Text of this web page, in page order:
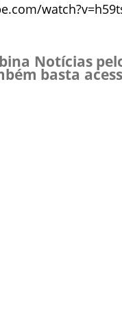
Notícias
basta